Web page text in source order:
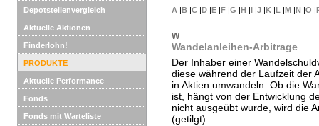
Depotstellenvergleich
Aktuelle Aktionen
Finderlohn!
PRODUKTE
Aktuelle Performance
Fonds
Fonds mit Warteliste
A |B |C |D |E |F |G |H |I |J |K |L |M |N |O |
W
Wandelanleihen-Arbitrage
Der Inhaber einer
diese während der Laufzeit der
in Aktien umwandeln. Ob die
ist, hängt von der Entwicklung
nicht ausgeübt wurde, wird die
(getilgt).